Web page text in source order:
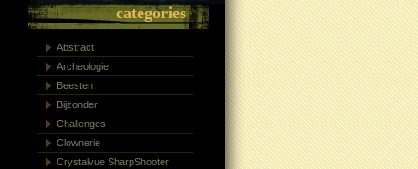
categories
Abstract
Archeologie
Beesten
Bijzonder
Challenges
Clownerie
Crystalvue SharpShooter